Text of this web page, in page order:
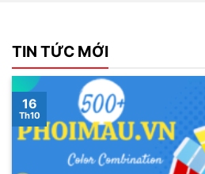
TIN TỨC MỚI
16
Th10